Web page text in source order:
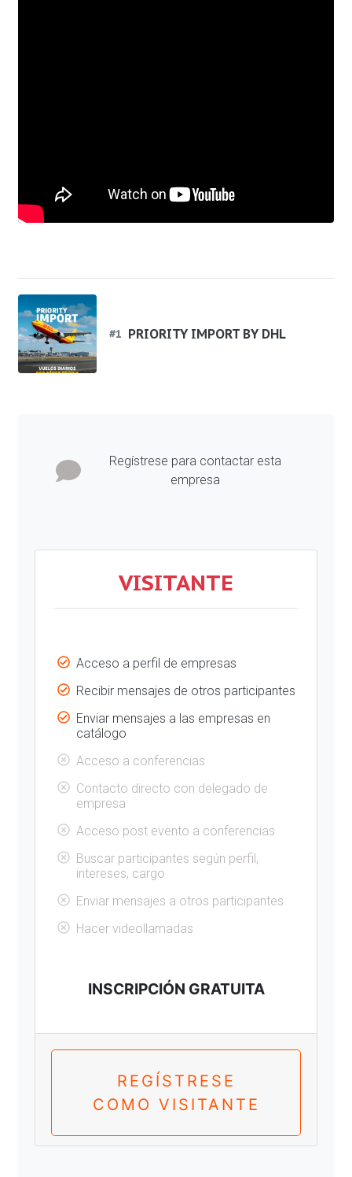
#1 PRIORITY IMPORT BY DHL
Regístrese para contactar esta
empresa
VISITANTE
Acceso a perfil de empresas
Recibir mensajes de otros participantes
Enviar mensajes a las empresas en
catálogo
Acceso a conferencias
Contacto directo con delegado de
empresa
Acceso post evento a conferencias
Buscar participantes según perfil,
intereses, cargo
Enviar mensajes a otros participantes
Hacer videollamadas
INSCRIPCIÓN GRATUITA
REGÍSTRESE
COMO VISITANTE